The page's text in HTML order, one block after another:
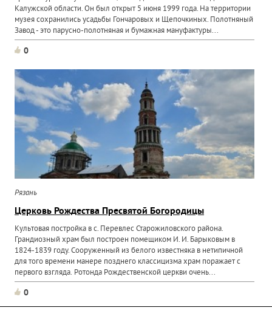
Калужской области. Он был открыт 5 июня 1999 года. На территории
музея сохранились усадьбы Гончаровых и Щепочкиных. Полотняный
Завод - это парусно-полотняная и бумажная мануфактуры...
0
Рязань
Церковь Рождества Пресвятой Богородицы
Культовая постройка в с. Перевлес Старожиловского района.
Грандиозный храм был построен помещиком И. И. Барыковым в
1824-1839 году. Сооруженный из белого известняка в нетипичной
для того времени манере позднего классицизма храм поражает с
первого взгляда. Ротонда Рождественской церкви очень...
0